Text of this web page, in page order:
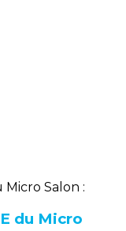
du Micro